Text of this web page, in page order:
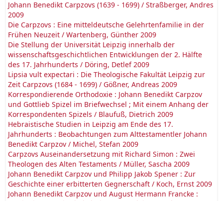
Johann Benedikt Carpzovs (1639 - 1699) / Straßberger, Andres
2009
Die Carpzovs : Eine mitteldeutsche Gelehrtenfamilie in der
Frühen Neuzeit / Wartenberg, Günther 2009
Die Stellung der Universität Leipzig innerhalb der
wissenschaftsgeschichtlichen Entwicklungen der 2. Hälfte
des 17. Jahrhunderts / Döring, Detlef 2009
Lipsia vult expectari : Die Theologische Fakultät Leipzig zur
Zeit Carpzovs (1684 - 1699) / Gößner, Andreas 2009
Korrespondierende Orthodoxie : Johann Benedikt Carpzov
und Gottlieb Spizel im Briefwechsel ; Mit einem Anhang der
Korrespondenten Spizels / Blaufuß, Dietrich 2009
Hebraistische Studien in Leipzig am Ende des 17.
Jahrhunderts : Beobachtungen zum Alttestamentler Johann
Benedikt Carpzov / Michel, Stefan 2009
Carpzovs Auseinandersetzung mit Richard Simon : Zwei
Theologen des Alten Testaments / Müller, Sascha 2009
Johann Benedikt Carpzov und Philipp Jakob Spener : Zur
Geschichte einer erbitterten Gegnerschaft / Koch, Ernst 2009
Johann Benedikt Carpzov und August Hermann Francke :